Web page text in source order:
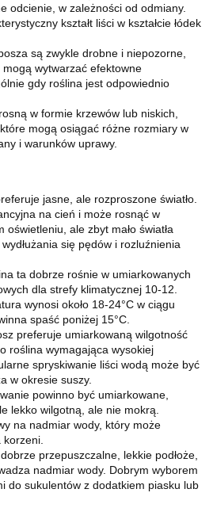
odcienie, w zależności od odmiany.
kształt liści w kształcie łódek
są zwykle drobne i niepozorne,
wytwarzać efektowne
gdy roślina jest odpowiednio
w formie krzewów lub niskich,
mogą osiągać różne rozmiary w
i warunków uprawy.
jasne, ale rozproszone światło.
na cień i może rosnąć w
oświetleniu, ale zbyt mało światła
się pędów i rozluźnienia
ta dobrze rośnie w umiarkowanych
dla strefy klimatycznej 10-12.
wynosi około 18-24°C w ciągu
spaść poniżej 15°C.
preferuje umiarkowaną wilgotność
roślina wymagająca wysokiej
spryskiwanie liści wodą może być
w okresie suszy.
powinno być umiarkowane,
lekko wilgotną, ale nie mokrą.
na nadmiar wody, który może
przepuszczalne, lekkie podłoże,
nadmiar wody. Dobrym wyborem
do sukulentów z dodatkiem piasku lub